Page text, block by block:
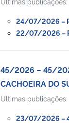
24/07/2026 –
22/07/2026 –
45/2026 – 45/
CACHOEIRA DO
Ultimas
23/07/2026 –